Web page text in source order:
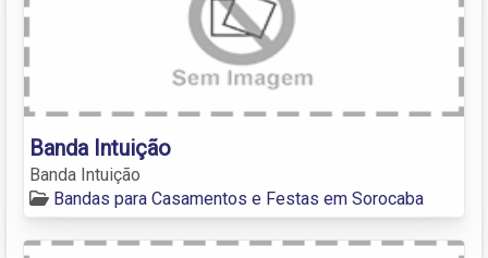
Banda Intuição
Banda Intuição
Bandas para Casamentos e Festas em Sorocaba